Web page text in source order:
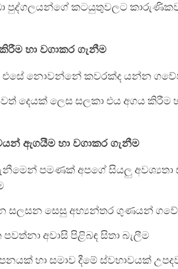
පුද්ගලයන්ගේ කටයුතුවලට කාරුණිකව
හා වගාකර ගැනීම
එසේ නොවන්නේ කවරක්ද යන්න
දෙයක් ලෙස සලකා එය අගය කිරීම
ඇගයීම හා වගාකර ගැනීම
පමණක් අපගේ සියලු අවශ්‍යතා
සලසන සෙසු අභ්‍යන්තර ගුණයන්
අවාසි පිළිබඳ සිතා බැලීම
හා සමාව දීමේ ස්වභාවයක්